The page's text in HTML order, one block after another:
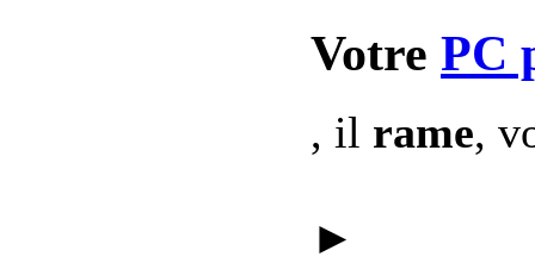
Votre PC
, il rame,
►